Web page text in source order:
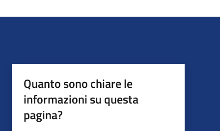
Quanto sono chiare le
informazioni su questa
pagina?